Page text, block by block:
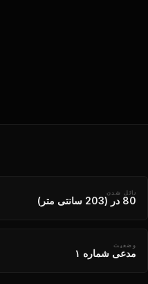
نائل شدن
80 در (203 سانتی متر)
وضعیت
مدعی شماره ۱